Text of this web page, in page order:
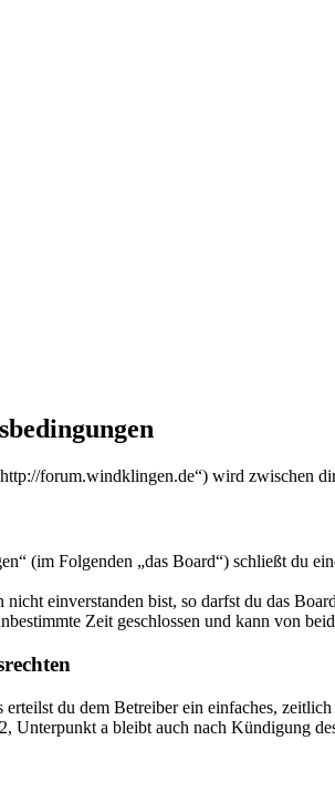
forum.windklingen.de“) wird zwischen
(im Folgenden „das Board“) schließt du
nicht einverstanden bist, so darfst du das
Zeit geschlossen und kann von
du dem Betreiber ein einfaches,
Unterpunkt a bleibt auch nach Kündigung